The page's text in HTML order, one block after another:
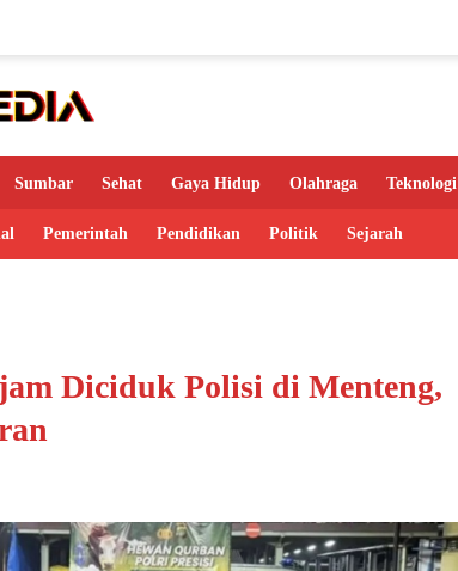
Sumbar Sehat Gaya Hidup Olahraga Teknologi
Pemerintah Pendidikan Politik Sejarah
Diciduk Polisi di Menteng,